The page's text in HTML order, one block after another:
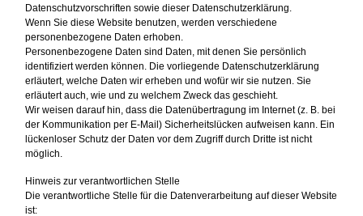
Datenschutzvorschriften sowie dieser Datenschutzerklärung.
Wenn Sie diese Website benutzen, werden verschiedene
personenbezogene Daten erhoben.
Personenbezogene Daten sind Daten, mit denen Sie persönlich
identifiziert werden können. Die vorliegende Datenschutzerklärung
erläutert, welche Daten wir erheben und wofür wir sie nutzen. Sie
erläutert auch, wie und zu welchem Zweck das geschieht.
Wir weisen darauf hin, dass die Datenübertragung im Internet (z. B. bei
der Kommunikation per E-Mail) Sicherheitslücken aufweisen kann. Ein
lückenloser Schutz der Daten vor dem Zugriff durch Dritte ist nicht
möglich.
Hinweis zur verantwortlichen Stelle
Die verantwortliche Stelle für die Datenverarbeitung auf dieser Website
ist: